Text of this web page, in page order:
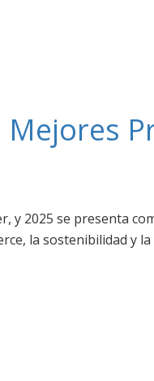
y 2025 se presenta
la sostenibilidad y